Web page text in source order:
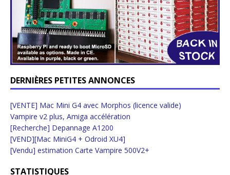
DERNIÈRES PETITES ANNONCES
[VENTE] Mac Mini G4 avec Morphos (licence valide)
Vampire v2 plus, Amiga accélération
[Recherche] Depannage A1200
[VEND][Mac MiniG4 + Odroid XU4]
[Vendu] estimation Carte Vampire 500V2+
STATISTIQUES